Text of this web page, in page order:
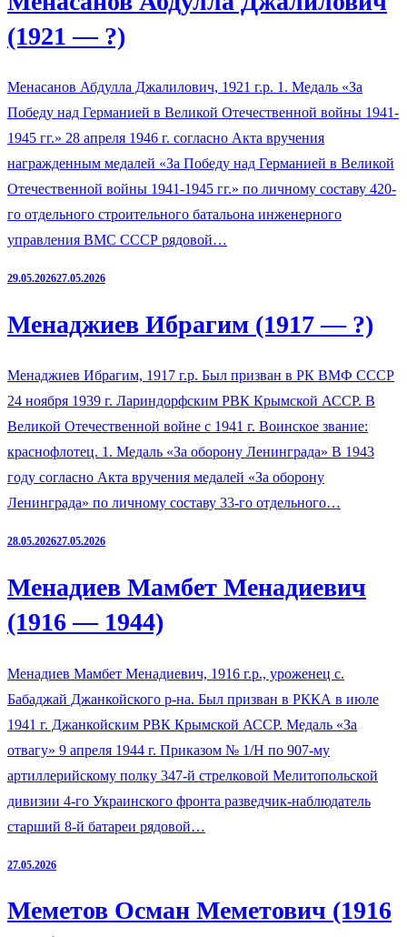
(1921 — ?)
Менасанов Абдулла Джалилович, 1921 г.р. 1. Медаль «За
Победу над Германией в Великой Отечественной войны 1941-
1945 гг.» 28 апреля 1946 г. согласно Акта вручения
награжденным медалей «За Победу над Германией в Великой
Отечественной войны 1941-1945 гг.» по личному составу 420-
го отдельного строительного батальона инженерного
управления ВМС СССР рядовой…
29.05.202627.05.2026
Менаджиев Ибрагим (1917 — ?)
Менаджиев Ибрагим, 1917 г.р. Был призван в РК ВМФ СССР
24 ноября 1939 г. Лариндорфским РВК Крымской АССР. В
Великой Отечественной войне с 1941 г. Воинское звание:
краснофлотец. 1. Медаль «За оборону Ленинграда» В 1943
году согласно Акта вручения медалей «За оборону
Ленинграда» по личному составу 33-го отдельного…
28.05.202627.05.2026
Менадиев Мамбет Менадиевич
(1916 — 1944)
Менадиев Мамбет Менадиевич, 1916 г.р., уроженец с.
Бабаджай Джанкойского р-на. Был призван в РККА в июле
1941 г. Джанкойским РВК Крымской АССР. Медаль «За
отвагу» 9 апреля 1944 г. Приказом № 1/Н по 907-му
артиллерийскому полку 347-й стрелковой Мелитопольской
дивизии 4-го Украинского фронта разведчик-наблюдатель
старший 8-й батареи рядовой…
27.05.2026
Меметов Осман Меметович (1916